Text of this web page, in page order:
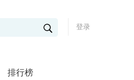
登录
排行榜